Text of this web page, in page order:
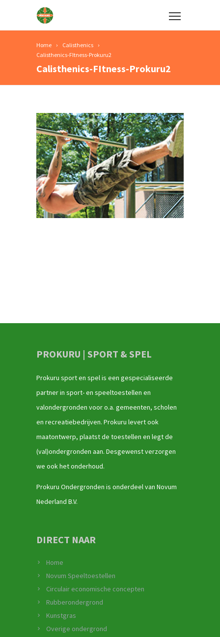
Home
Calisthenics
Calisthenics-FItness-Prokuru2
Calisthenics-FItness-Prokuru2
PROKURU | SPORT & SPEL
Prokuru sport en spel is een gespecialiseerde
partner in sport- en speeltoestellen en
valondergronden voor o.a. gemeenten, scholen
en recreatiebedrijven. Prokuru levert ook
maatontwerp, plaatst de toestellen en legt de
(val)ondergronden aan. Desgewenst verzorgen
we ook het onderhoud.
Prokuru Ondergronden is onderdeel van Novum
Nederland B.V.
DIRECT NAAR
Home
Novum Speeltoestellen
Circulair economische concepten
Rubberondergrond
Kunstgras
Overige ondergrond